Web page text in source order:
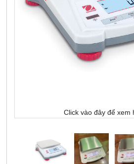
Click vào đây để xem